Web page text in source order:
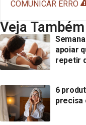
COMUNICAR ERRO
Veja Também
apoiar
repetir
6
precisa